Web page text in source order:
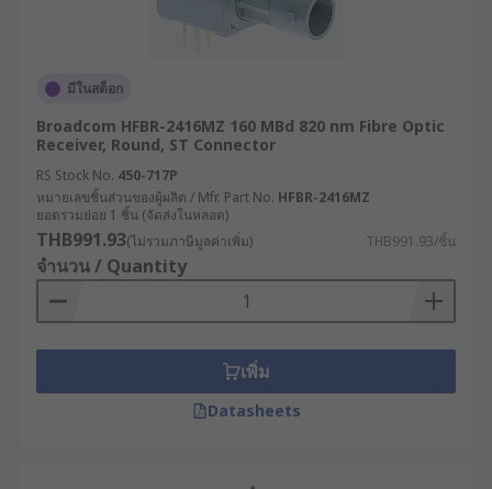
มีในสต็อก
Broadcom HFBR-2416MZ 160 MBd 820 nm Fibre Optic
Receiver, Round, ST Connector
RS Stock No. 450-717P
หมายเลขชิ้นส่วนของผู้ผลิต / Mfr. Part No. HFBR-2416MZ
ยอดรวมย่อย 1 ชิ้น (จัดส่งในหลอด)
THB991.93(ไม่รวมภาษีมูลค่าเพิ่ม) THB991.93/ชิ้น
จำนวน / Quantity
เพิ่ม
Datasheets